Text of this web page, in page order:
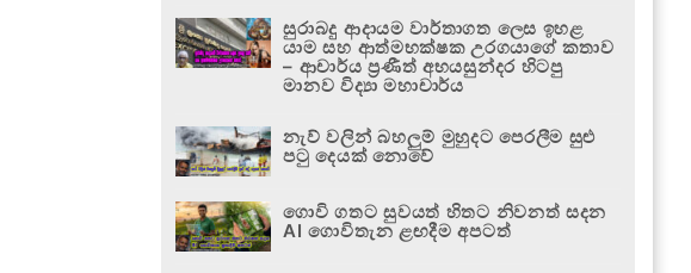
සුරාබදු ආදායම වාර්තාගත ලෙස ඉහළ
යාම සහ ආත්මභක්ෂක උරගයාගේ කතාව
– ආචාර්ය ප්‍රණීත් අභයසුන්දර හිටපු
මානව විද්‍යා මහාචාර්ය
නැව් වලින් බහලුම් මුහුදට පෙරලීම සුළු
පටු දෙයක් නොවේ
ගොවි ගතට සුවයත් හිතට නිවනත් සදන
AI ගොවිතැන ළඟදීම අපටත්